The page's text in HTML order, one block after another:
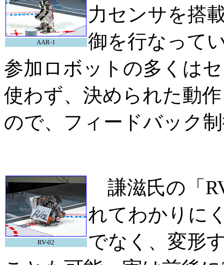
AAR-1
力センサを搭
御を行なって
参加ロボットの多くは
使わず、決められた動
ので、フィードバック
RV-02
謙滋氏の「
れてわかりに
でなく、変形